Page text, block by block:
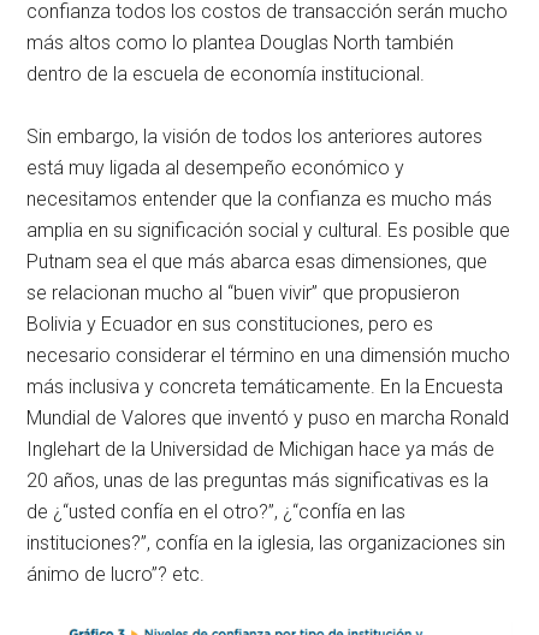
confianza todos los costos de transacción serán mucho
más altos como lo plantea Douglas North también
dentro de la escuela de economía institucional.
Sin embargo, la visión de todos los anteriores autores
está muy ligada al desempeño económico y
necesitamos entender que la confianza es mucho más
amplia en su significación social y cultural. Es posible que
Putnam sea el que más abarca esas dimensiones, que
se relacionan mucho al “buen vivir” que propusieron
Bolivia y Ecuador en sus constituciones, pero es
necesario considerar el término en una dimensión mucho
más inclusiva y concreta temáticamente. En la Encuesta
Mundial de Valores que inventó y puso en marcha Ronald
Inglehart de la Universidad de Michigan hace ya más de
20 años, unas de las preguntas más significativas es la
de ¿“usted confía en el otro?”, ¿“confía en las
instituciones?”, confía en la iglesia, las organizaciones sin
ánimo de lucro”? etc.